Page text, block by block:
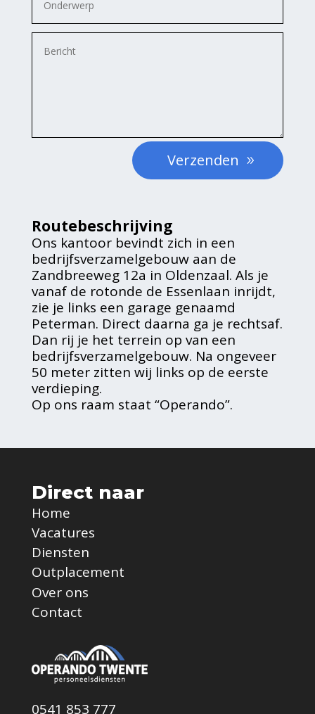
Verzenden
Routebeschrijving
Ons kantoor bevindt zich in een
bedrijfsverzamelgebouw aan de
Zandbreeweg 12a in Oldenzaal. Als je
vanaf de rotonde de Essenlaan inrijdt,
zie je links een garage genaamd
Peterman. Direct daarna ga je rechtsaf.
Dan rij je het terrein op van een
bedrijfsverzamelgebouw. Na ongeveer
50 meter zitten wij links op de eerste
verdieping.
Op ons raam staat “Operando”.
Direct naar
Home
Vacatures
Diensten
Outplacement
Over ons
Contact
0541 853 777